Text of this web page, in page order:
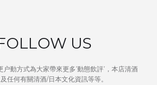
US
户動方式為大家帶來更多’動態飲評’，本店清酒
任何有關清酒/日本文化資訊等等。